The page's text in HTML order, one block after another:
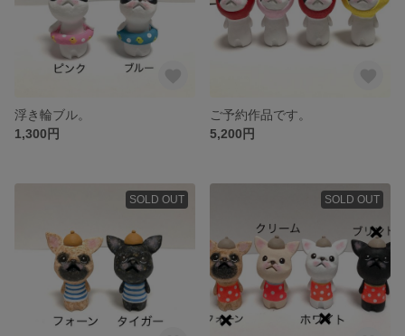
浮き輪ブル。
1,300円
ご予約作品です。
5,200円
SOLD OUT SOLD OUT